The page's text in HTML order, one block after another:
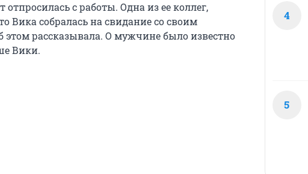
с работы. Одна из ее коллег,
Вика собралась на свидание со своим
рассказывала. О мужчине было известно
Вики.
4
5